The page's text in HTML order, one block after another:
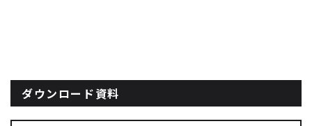
ダウンロード資料